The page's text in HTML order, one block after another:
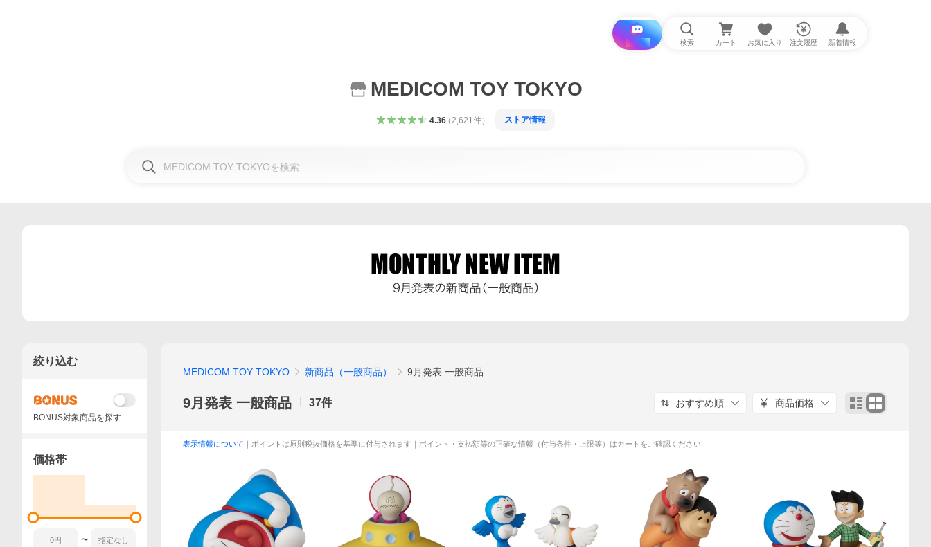
i と探す 検索 カート お気に入り 注文履歴 新着情報
MEDICOM TOY TOKYO
4.36（ 2,621 件） ストア情報
MEDICOM TOY TOKYO 新商品（一般商品） 9月発表 一般商品
9月発表 一般商品 37件 おすすめ順 商品価格
表示情報について ｜ポイントは原則税抜価格を基準に付与されます｜ポイント・支払額等の正確な情報（付与条件・上限等）はカートをご確認ください
絞り込む
BONUS対象商品を探す
価格帯
〜